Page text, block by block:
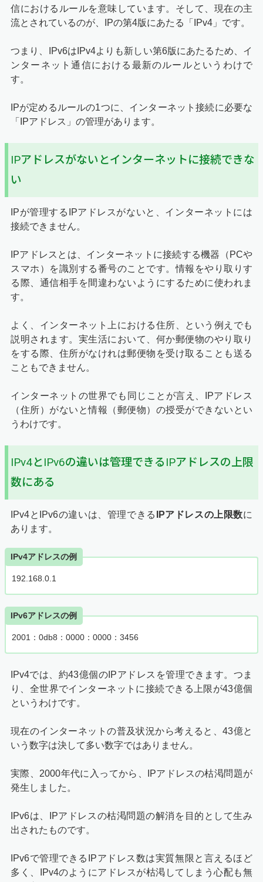
信におけるルールを意味しています。そして、現在の主
流とされているのが、IPの第4版にあたる「IPv4」です。
つまり、IPv6はIPv4よりも新しい第6版にあたるため、イ
ンターネット通信における最新のルールというわけで
す。
IPが定めるルールの1つに、インターネット接続に必要な
「IPアドレス」の管理があります。
IPアドレスがないとインターネットに接続できな
い
IPが管理するIPアドレスがないと、インターネットには
接続できません。
IPアドレスとは、インターネットに接続する機器（PCや
スマホ）を識別する番号のことです。情報をやり取りす
る際、通信相手を間違わないようにするために使われま
す。
よく、インターネット上における住所、という例えでも
説明されます。実生活において、何か郵便物のやり取り
をする際、住所がなけれは郵便物を受け取ることも送る
こともできません。
インターネットの世界でも同じことが言え、IPアドレス
（住所）がないと情報（郵便物）の授受ができないとい
うわけです。
IPv4とIPv6の違いは管理できるIPアドレスの上限
数にある
IPv4とIPv6の違いは、管理できる IPアドレスの上限数に
あります。
IPv4アドレスの例
192.168.0.1
IPv6アドレスの例
2001：0db8：0000：0000：3456
IPv4では、約43億個のIPアドレスを管理できます。つま
り、全世界でインターネットに接続できる上限が43億個
というわけです。
現在のインターネットの普及状況から考えると、43億と
いう数字は決して多い数字ではありません。
実際、2000年代に入ってから、IPアドレスの枯渇問題が
発生しました。
IPv6は、IPアドレスの枯渇問題の解消を目的として生み
出されたものです。
IPv6で管理できるIPアドレス数は実質無限と言えるほど
多く、IPv4のようにアドレスが枯渇してしまう心配も無